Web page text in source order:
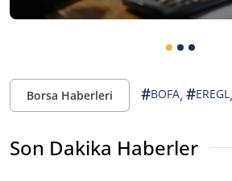
Borsa Haberleri #BOFA, #EREGL,
Son Dakika Haberler